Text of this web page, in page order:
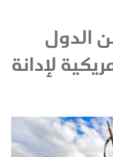
الدول
لإدانة